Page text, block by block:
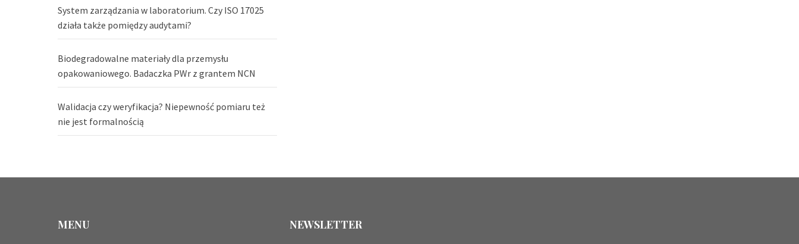
System zarządzania w laboratorium. Czy ISO 17025
działa także pomiędzy audytami?
Biodegradowalne materiały dla przemysłu
opakowaniowego. Badaczka PWr z grantem NCN
Walidacja czy weryfikacja? Niepewność pomiaru też
nie jest formalnością
MENU NEWSLETTER